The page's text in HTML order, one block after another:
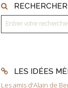
RECHERCHER
LES IDÉES
Les amis d'Alain de